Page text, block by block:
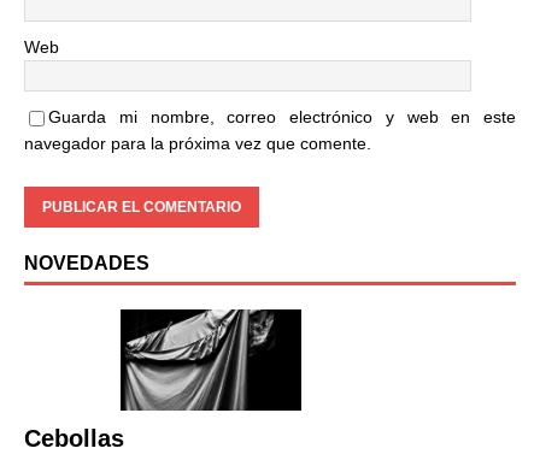
Web
Guarda mi nombre, correo electrónico y web en este
navegador para la próxima vez que comente.
NOVEDADES
Cebollas